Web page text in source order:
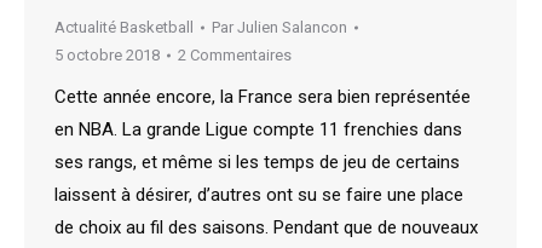
Actualité Basketball Par Julien Salancon
5 octobre 2018
2 Commentaires
Cette année encore, la France sera bien représentée
en NBA. La grande Ligue compte 11 frenchies dans
ses rangs, et même si les temps de jeu de certains
laissent à désirer, d’autres ont su se faire une place
de choix au fil des saisons. Pendant que de nouveaux